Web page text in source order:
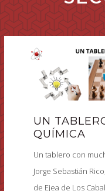
UN
QUÍMICA
Un tablero con
Jorge Sebastián
de Ejea de Los